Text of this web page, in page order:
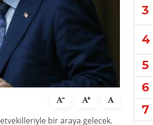
bir araya gelecek.
3
4
5
6
7